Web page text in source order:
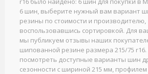
6 шин, выберите нужный вам вариант
резины по стоимости и производителю,
воспользовавшись сортировкой. Для
мы публикуем отзывы наших
шипованной резине размера 215/75
посмотреть доступные варианты шин
сезонности с шириной 215 мм, профилем